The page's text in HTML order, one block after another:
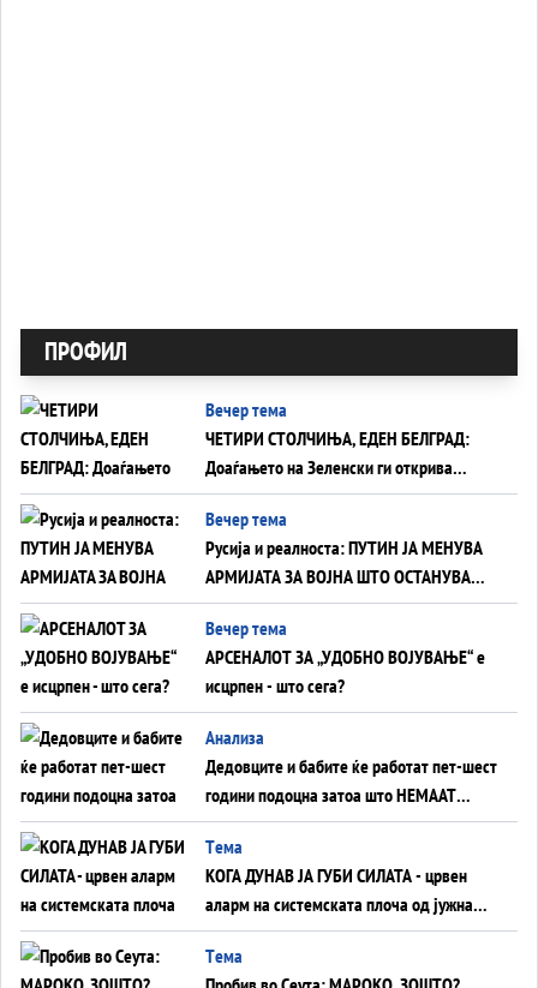
ПРОФИЛ
Вечер тема
ЧЕТИРИ СТОЛЧИЊА, ЕДЕН БЕЛГРАД:
Доаѓањето на Зеленски ги открива
тајните на политиката на балансирање
на Вучиќ
Вечер тема
Русија и реалноста: ПУТИН ЈА МЕНУВА
АРМИЈАТА ЗА ВОЈНА ШТО ОСТАНУВА
БЕЗ ФРОНТ
Вечер тема
АРСЕНАЛОТ ЗА „УДОБНО ВОЈУВАЊЕ“ е
исцрпен - што сега?
Анализа
Дедовците и бабите ќе работат пет-шест
години подоцна затоа што НЕМААТ
ВНУЦИ ДА ГИ ЗАМЕНАТ
Tема
КОГА ДУНАВ ЈА ГУБИ СИЛАТА - црвен
аларм на системската плоча од јужна
Германија до Црното Море...
Tема